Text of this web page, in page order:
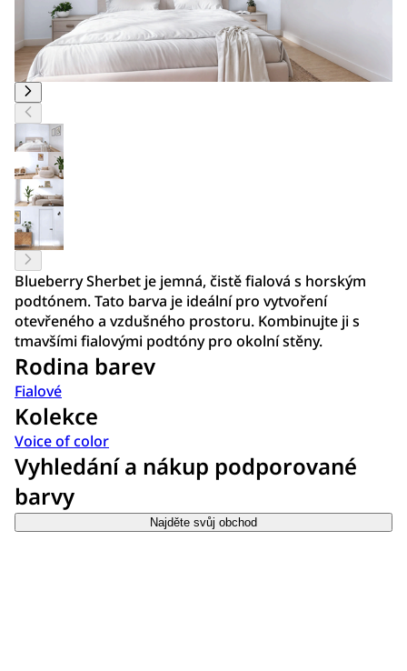
Blueberry Sherbet je jemná, čistě fialová s horským
podtónem. Tato barva je ideální pro vytvoření
otevřeného a vzdušného prostoru. Kombinujte ji s
tmavšími fialovými podtóny pro okolní stěny.
Rodina barev
Fialové
Kolekce
Voice of color
Vyhledání a nákup podporované
barvy
Najděte svůj obchod